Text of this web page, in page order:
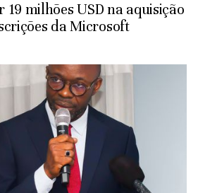
19 milhões USD na aquisição
da Microsoft